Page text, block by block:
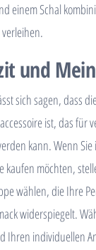
einem Schal
und
sich sagen, dass
ist, das für
kann. Wenn Sie
kaufen möchten,
wählen, die Ihre
widerspiegelt.
Ihren individuellen